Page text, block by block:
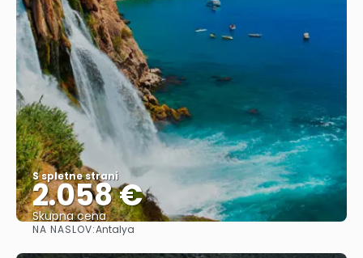
S spletne strani
2.058 €
Skupna cena
NA NASLOV:Antalya